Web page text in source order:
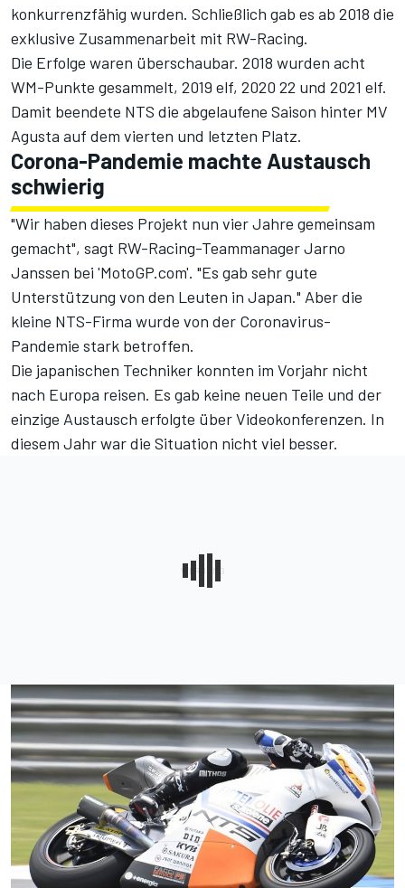
konkurrenzfähig wurden. Schließlich gab es ab 2018 die
exklusive Zusammenarbeit mit RW-Racing.
Die Erfolge waren überschaubar. 2018 wurden acht
WM-Punkte gesammelt, 2019 elf, 2020 22 und 2021 elf.
Damit beendete NTS die abgelaufene Saison hinter MV
Agusta auf dem vierten und letzten Platz.
Corona-Pandemie machte Austausch
schwierig
"Wir haben dieses Projekt nun vier Jahre gemeinsam
gemacht", sagt RW-Racing-Teammanager Jarno
Janssen bei 'MotoGP.com'. "Es gab sehr gute
Unterstützung von den Leuten in Japan." Aber die
kleine NTS-Firma wurde von der Coronavirus-
Pandemie stark betroffen.
Die japanischen Techniker konnten im Vorjahr nicht
nach Europa reisen. Es gab keine neuen Teile und der
einzige Austausch erfolgte über Videokonferenzen. In
diesem Jahr war die Situation nicht viel besser.